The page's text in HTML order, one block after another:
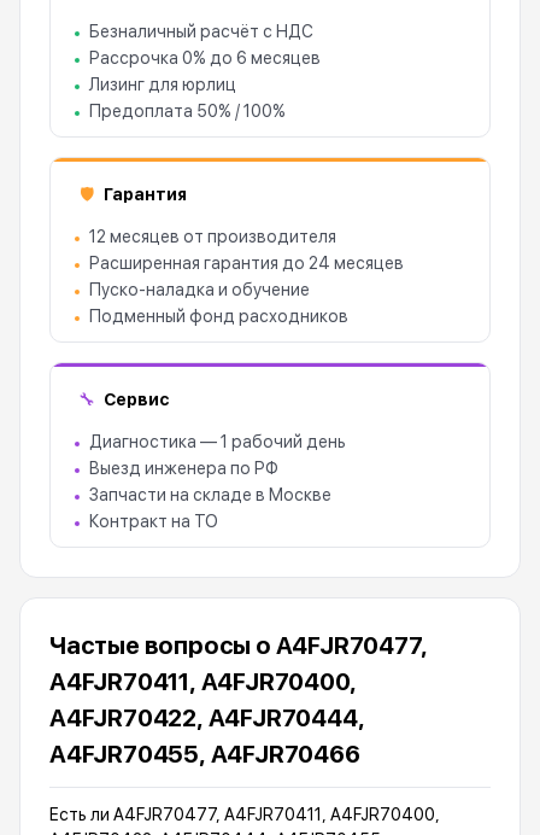
Безналичный расчёт с НДС
Рассрочка 0% до 6 месяцев
Лизинг для юрлиц
Предоплата 50% / 100%
🛡 Гарантия
12 месяцев от производителя
Расширенная гарантия до 24 месяцев
Пуско-наладка и обучение
Подменный фонд расходников
🔧 Сервис
Диагностика — 1 рабочий день
Выезд инженера по РФ
Запчасти на складе в Москве
Контракт на ТО
Частые вопросы о A4FJR70477,
A4FJR70411, A4FJR70400,
A4FJR70422, A4FJR70444,
A4FJR70455, A4FJR70466
Есть ли A4FJR70477, A4FJR70411, A4FJR70400,